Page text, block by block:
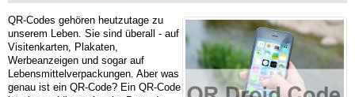
QR-Codes gehören heutzutage zu
unserem Leben. Sie sind überall - auf
Visitenkarten, Plakaten,
Werbeanzeigen und sogar auf
Lebensmittelverpackungen. Aber was
genau ist ein QR-Code? Ein QR-Code